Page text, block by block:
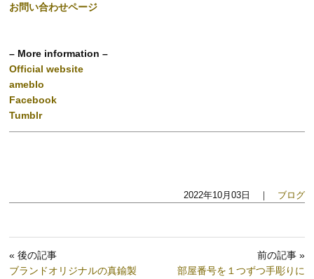
お問い合わせページ
– More information –
Official website
ameblo
Facebook
Tumblr
2022年10月03日 ｜ ブログ
« 後の記事
ブランドオリジナルの真鍮製
前の記事 »
部屋番号を１つずつ手彫りに